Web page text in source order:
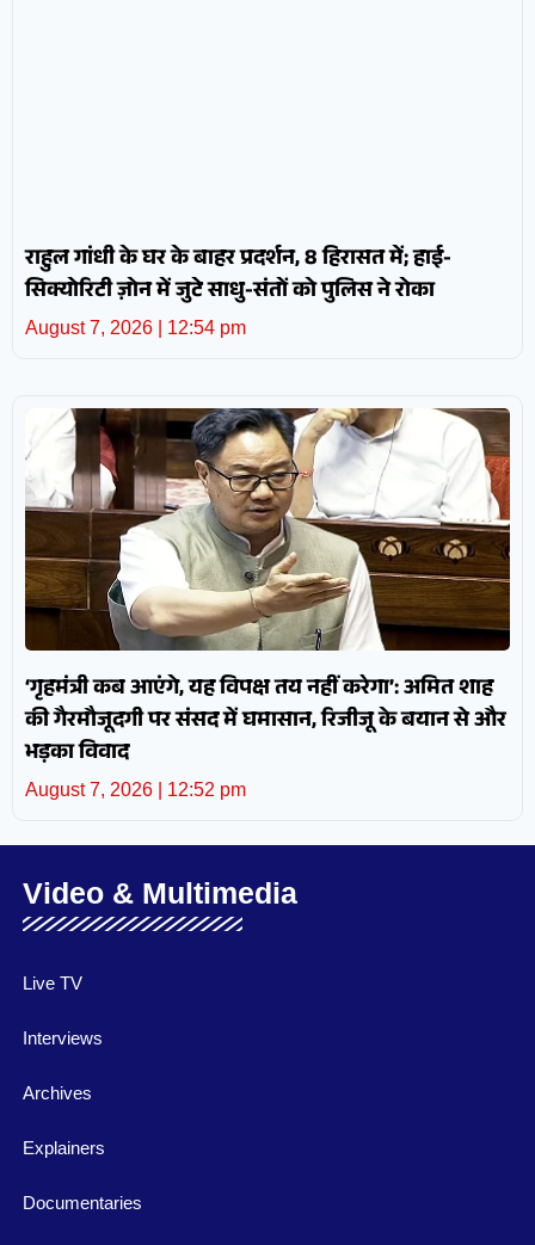
राहुल गांधी के घर के बाहर प्रदर्शन, 8 हिरासत में; हाई-
सिक्योरिटी ज़ोन में जुटे साधु-संतों को पुलिस ने रोका
August 7, 2026 12:54 pm
‘गृहमंत्री कब आएंगे, यह विपक्ष तय नहीं करेगा’: अमित शाह
की गैरमौजूदगी पर संसद में घमासान, रिजीजू के बयान से और
भड़का विवाद
August 7, 2026 12:52 pm
Video & Multimedia
Live TV
Interviews
Archives
Explainers
Documentaries